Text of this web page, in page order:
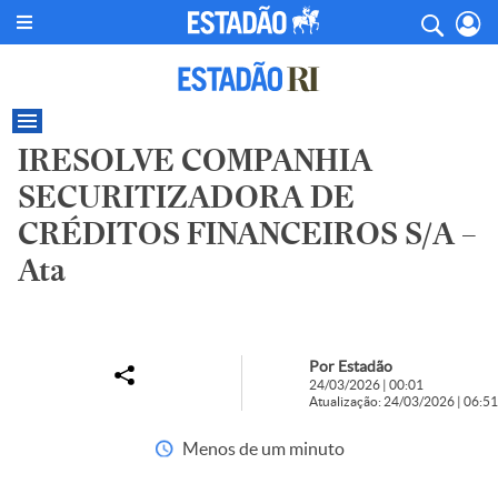
IRESOLVE COMPANHIA
SECURITIZADORA DE
CRÉDITOS FINANCEIROS S/A –
Ata
Por Estadão
24/03/2026 | 00:01
Atualização: 24/03/2026 | 06:51
Menos de um minuto